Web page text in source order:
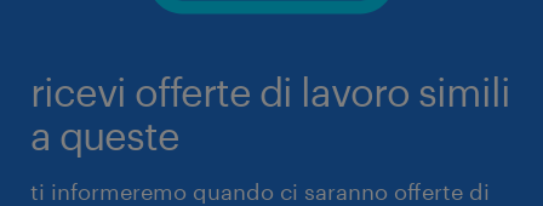
ricevi offerte di lavoro simili
a queste
ti informeremo quando ci saranno offerte di